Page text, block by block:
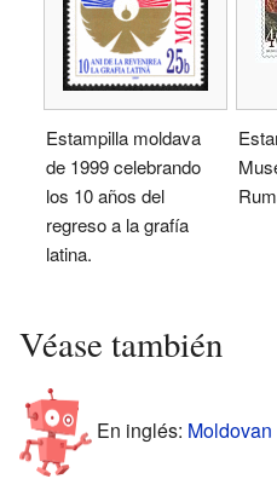
Estampilla moldava
de 1999 celebrando
los 10 años del
regreso a la grafía
latina.
Véase también
En inglés: